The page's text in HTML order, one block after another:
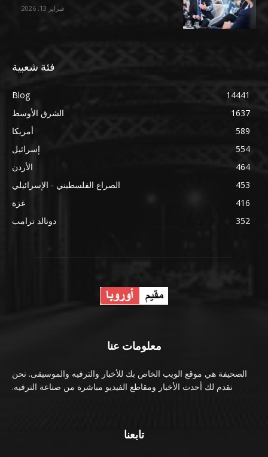
فبراير 13, 2026
فئة شعبية
Blog
14441
الشرق الأوسط
1637
أمريكا
589
إسرائيل
554
الأردن
464
الصراع الفلسطيني - الإسرائيلي
453
غزة
416
دونالد ترامب
352
معلومات عنا
الصحيفة هي موقع الويب الخاص بك للأخبار والترفيه والموسيقى. نحن
نقدم لك أحدث الأخبار ومقاطع الفيديو مباشرة من صناعة الترفيه.
تابعنا